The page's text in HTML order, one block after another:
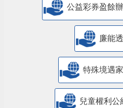
公益彩券盈餘
廉能
特殊境遇
兒童權利公